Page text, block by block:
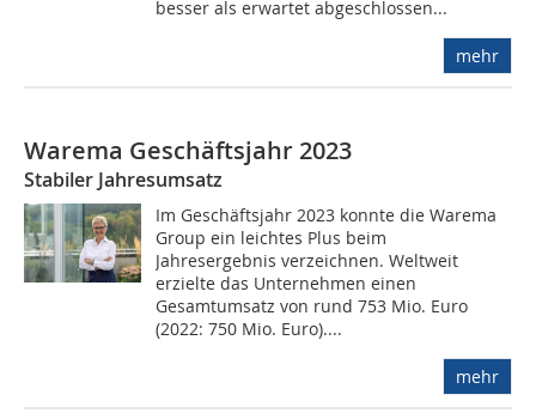
besser als erwartet abgeschlossen...
mehr
Warema Geschäftsjahr 2023
Stabiler Jahresumsatz
Im Geschäftsjahr 2023 konnte die Warema
Group ein leichtes Plus beim
Jahresergebnis verzeichnen. Weltweit
erzielte das Unternehmen einen
Gesamtumsatz von rund 753 Mio. Euro
(2022: 750 Mio. Euro)....
mehr